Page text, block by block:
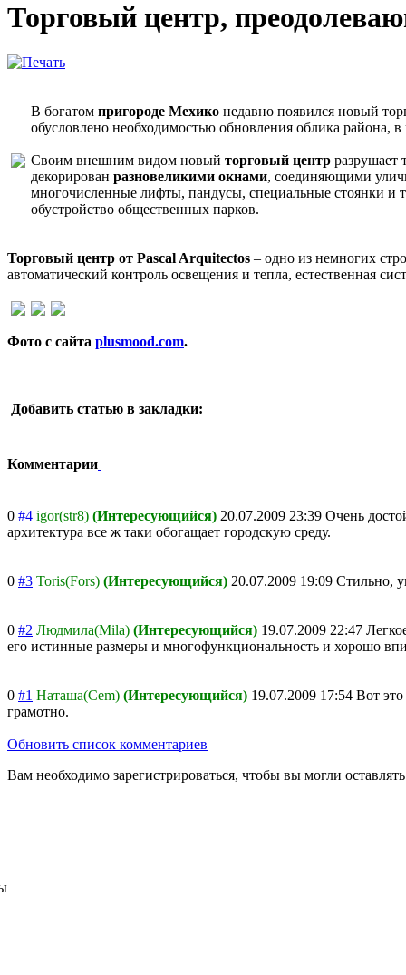
Торговый центр,
В богатом пригороде Мехико недавно появился новый
обусловлено необходимостью обновления облика района,
Своим внешним видом новый торговый центр разрушает
декорирован разновеликими окнами, соединяющими
многочисленные лифты, пандусы, специальные стоянки и
обустройство общественных парков.
Торговый центр от Pascal Arquitectos – одно из немногих
автоматический контроль освещения и тепла, естественная
Фото с сайта plusmood.com.
Добавить статью в закладки:
Комментарии
0 #4 igor(str8) (Интересующийся) 20.07.2009 23:39 Очень
архитектура все ж таки обогащает городскую среду.
0 #3 Toris(Fors) (Интересующийся) 20.07.2009 19:09 Стильно,
0 #2 Людмила(Mila) (Интересующийся) 19.07.2009 22:47
его истинные размеры и многофункциональность и хорошо
0 #1 Наташа(Cem) (Интересующийся) 19.07.2009 17:54 Вот
грамотно.
Обновить список комментариев
Вам необходимо зарегистрироваться, чтобы вы могли